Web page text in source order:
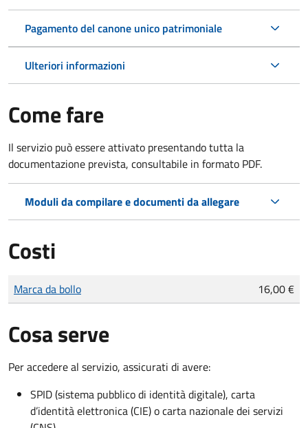
Pagamento del canone unico patrimoniale
Ulteriori informazioni
Come fare
Il servizio può essere attivato presentando tutta la
documentazione prevista, consultabile in formato PDF.
Moduli da compilare e documenti da allegare
Costi
Tipo di pagamento
Importo
Marca da bollo 16,00 €
Cosa serve
Per accedere al servizio, assicurati di avere:
SPID (sistema pubblico di identità digitale), carta
d’identità elettronica (CIE) o carta nazionale dei servizi